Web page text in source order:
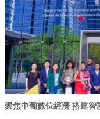
聚焦中葡數位經濟 搭建智